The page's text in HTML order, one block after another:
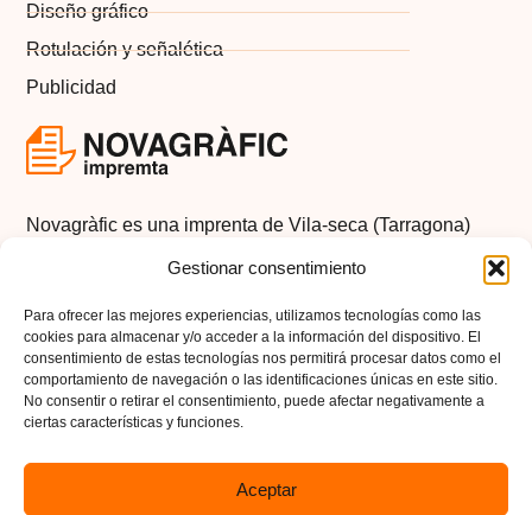
Gestionar consentimiento
Para ofrecer las mejores experiencias, utilizamos tecnologías como las
cookies para almacenar y/o acceder a la información del dispositivo. El
consentimiento de estas tecnologías nos permitirá procesar datos como el
comportamiento de navegación o las identificaciones únicas en este sitio.
No consentir o retirar el consentimiento, puede afectar negativamente a
ciertas características y funciones.
Aceptar
Novagràfic es una imprenta de Vila-seca (Tarragona)
impresión digital, impresión offset, rotulación, señalética
y publicidad.
SíguenosInstagram
Diseño gráfico
Rotulación y señalética
Publicidad